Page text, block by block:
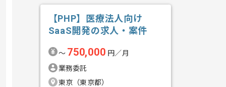
【PHP】医療法人向け
SaaS開発の求人・案件
〜 750,000 円／月
業務委託
東京（東京都）